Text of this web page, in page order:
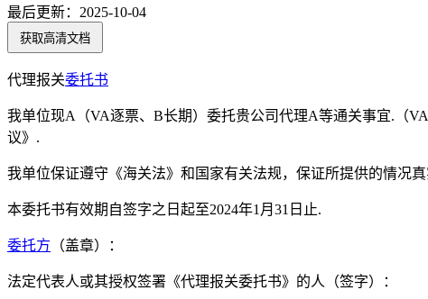
最后更新： 2025-10-04
获取高清文档
代理报关委托书
我单位现A（VA逐票、B长期）委托贵公司代理A等通关事宜.（
议》.
我单位保证遵守《海关法》和国家有关法规，保证所提供的情况
本委托书有效期自签字之日起至2024年1月31日止.
委托方 （盖章）：
法定代表人或其授权签署《代理报关委托书》的人（签字）：